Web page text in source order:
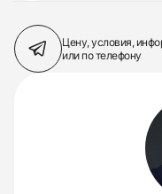
Цену, условия,
или по телефону